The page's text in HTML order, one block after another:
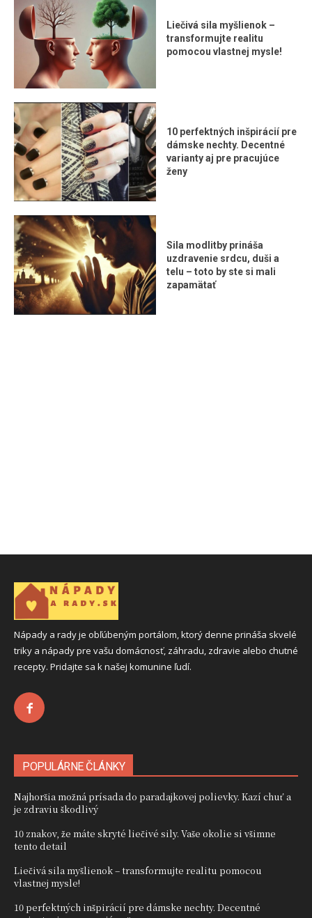
Liečivá sila myšlienok –
transformujte realitu
pomocou vlastnej mysle!
10 perfektných inšpirácií pre
dámske nechty. Decentné
varianty aj pre pracujúce
ženy
Sila modlitby prináša
uzdravenie srdcu, duši a
telu – toto by ste si mali
zapamätať
Nápady a rady je obľúbeným portálom, ktorý denne prináša skvelé
triky a nápady pre vašu domácnosť, záhradu, zdravie alebo chutné
recepty. Pridajte sa k našej komunine ľudí.
POPULÁRNE ČLÁNKY
Najhoršia možná prísada do paradajkovej polievky. Kazí chuť a
je zdraviu škodlivý
10 znakov, že máte skryté liečivé sily. Vaše okolie si všimne
tento detail
Liečivá sila myšlienok – transformujte realitu pomocou
vlastnej mysle!
10 perfektných inšpirácií pre dámske nechty. Decentné